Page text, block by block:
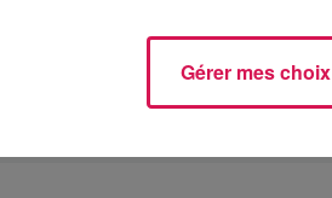
du Nord :
Gérer mes choix